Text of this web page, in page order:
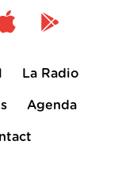
La Radio
Agenda